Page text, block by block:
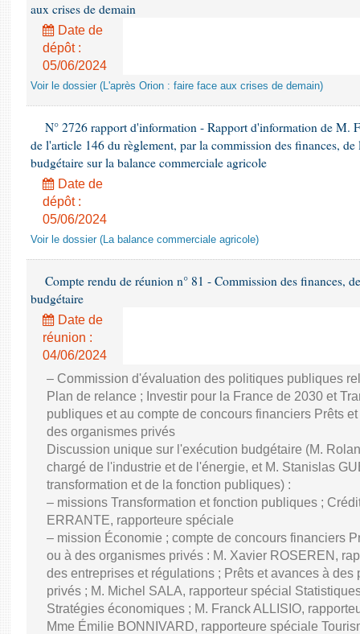
aux crises de demain
Date de
dépôt :
05/06/2024
Voir le dossier (L'après Orion : faire face aux crises de demain)
N° 2726 rapport d'information - Rapport d'information de M.
de l'article 146 du règlement, par la commission des finances,
budgétaire sur la balance commerciale agricole
Date de
dépôt :
05/06/2024
Voir le dossier (La balance commerciale agricole)
Compte rendu de réunion n° 81 - Commission des finances,
budgétaire
Date de
réunion :
04/06/2024
– Commission d'évaluation des politiques publiques
Plan de relance ; Investir pour la France de 2030 et
publiques et au compte de concours financiers Prêts
des organismes privés
Discussion unique sur l'exécution budgétaire (M.
chargé de l'industrie et de l'énergie, et M. Stanislas
transformation et de la fonction publiques) :
– missions Transformation et fonction publiques ;
ERRANTE, rapporteure spéciale
– mission Économie ; compte de concours financiers
ou à des organismes privés : M. Xavier ROSEREN,
des entreprises et régulations ; Prêts et avances à
privés ; M. Michel SALA, rapporteur spécial
Stratégies économiques ; M. Franck ALLISIO,
Mme Émilie BONNIVARD, rapporteure spéciale